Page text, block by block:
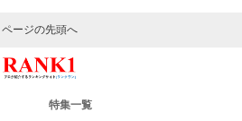
ページの先頭へ
特集一覧